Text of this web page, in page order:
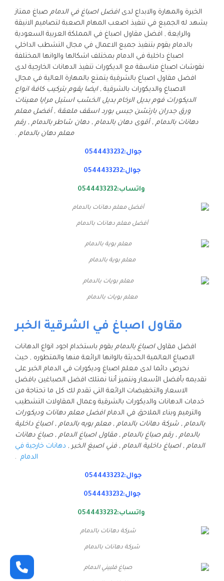
الخبرة والمهارة والابداع لدىافضل اصباغ في الدمام صباغ ممتاز
يشهد له الجميع في تنفيذ اصعب المهام الصعبة لتصاميم الانيقة
والرايعة , افضل مقاول اصباغ في المملكة العربية السعودية
بالدمام يقوم بتنفيذ جميع الاعمال في مجال التشطب الداخلي
اصباغ داخلية في الدمام بمختلف اشكالها والوانها المختلفة
نقوشات اصباغ مناسقة مع الديكورات تنفيذ الدهانات الخارجية لدى
افضل مقاول اصباغ بالشرقية يتمتع بالمهارة العالية في مجال
الاصباغ والديكورات بالشرقية , ايضا يقوم بتركيب كافة انواع
الديكورات فوم بديل الرخام بديل الخشب استيل مرايا معينات
ورق جدران بارتشن جبس بورد اسقف ملعقة , أفضل معلم
دهانات بالدمام , أقوى دهان بالدمام , دهان شاطر بالدمام , رقم
معلم دهان بالدمام .
جوال:0544433232
جوال:0544433232
واتساب:0544433232
أفضل معلم دهانات بالدمام
معلم بوية بالدمام
معلم بويات بالدمام
مقاول اصباغ في الشرقية الخبر
افضل مقاول اصباغ بالدمام يقوم باستخدام اجود انواع الدهانات
الاصباغ العالمية الحديثة بالوانها الرائعة منها والمتطوره , حيث
نحرص دائما لدى معلم اصباغ وديكورات في الدمام الخبر على
تقديمه بأفضل الأسعار ونتميز أننا نمتلك افضل الصباغين بافضل
الاسعار والتخفيضات الرائعة التي تقدم لك كل ما تحتاجة من
خدمات الدهانات والديكورات بالشرقية وعمال المقاولات التشطيب
والترميم وبناء الملاحق في الدمامافضل معلم دهانات وديكورات
بالدمام , شركة دهانات بالدمام , معلم بويه بالدمام , اصباغ داخلية
بالدمام , رقم صباغ بالدمام , مقاول اصباغ الدمام , صباغ دهانات
الدمام , اصباغ داخلية الدمام , فني اصبغ الخبر , دهانات خارجية في
الدمام .
جوال:0544433232
جوال:0544433232
واتساب:0544433232
شركة دهانات بالدمام